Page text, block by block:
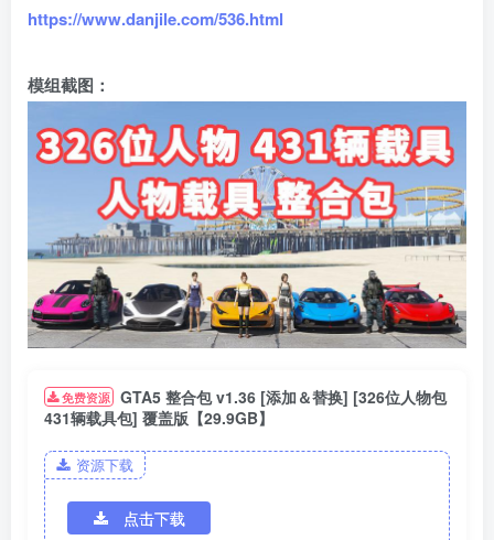
https://www.danjile.com/536.html
模组截图：
免费资源 GTA5 整合包 v1.36 [添加＆替换] [326位人物包
431辆载具包] 覆盖版【29.9GB】
资源下载
点击下载